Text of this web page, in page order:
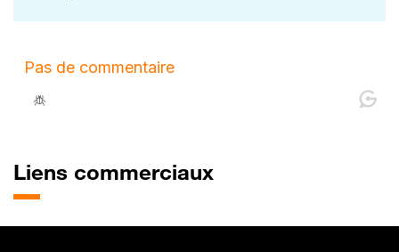
Liens commerciaux